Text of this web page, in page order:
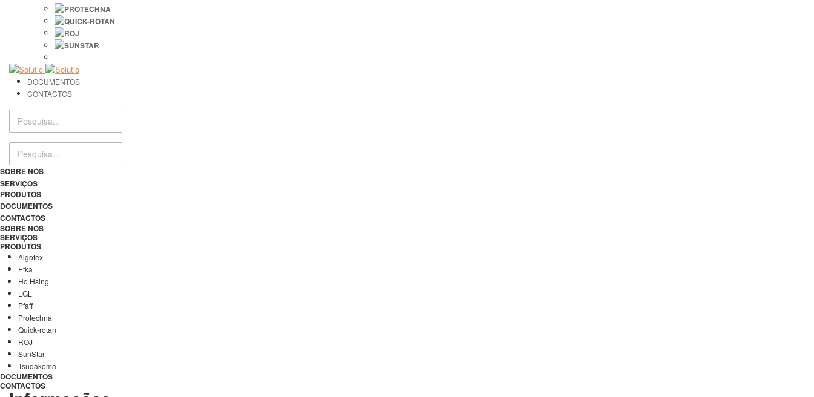
DOCUMENTOS
CONTACTOS
SOBRE NÓS
SERVIÇOS
PRODUTOS
DOCUMENTOS
CONTACTOS
SOBRE NÓS
SERVIÇOS
PRODUTOS
Algotex
Efka
Ho Hsing
LGL
Pfaff
Protechna
Quick-rotan
ROJ
SunStar
Tsudakoma
DOCUMENTOS
CONTACTOS